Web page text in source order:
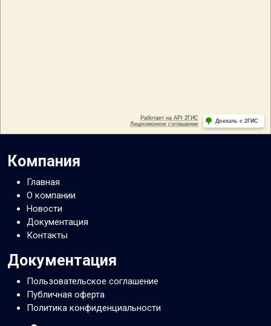
Компания
Главная
О компании
Новости
Документация
Контакты
Документация
Пользовательское соглашение
Публичная оферта
Политика конфиденциальности